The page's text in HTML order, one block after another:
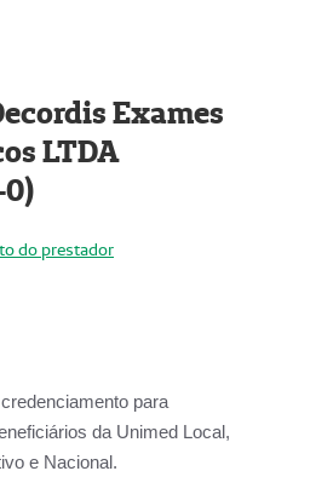
Exames
LTDA
do prestador
para
da Unimed Local,
e Nacional.